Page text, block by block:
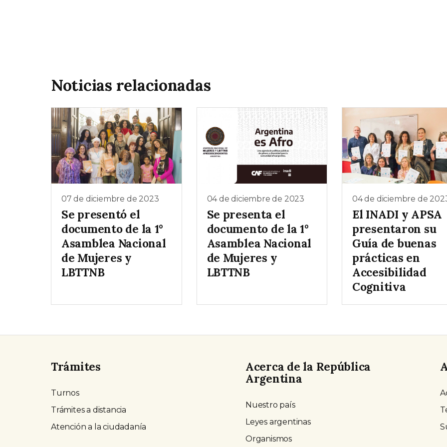
Noticias relacionadas
07 de diciembre de 2023
Se presentó el
documento de la 1°
Asamblea Nacional
de Mujeres y
LBTTNB
04 de diciembre de 2023
Se presenta el
documento de la 1°
Asamblea Nacional
de Mujeres y
LBTTNB
04 de diciembre de
El INADI y APSA
presentaron su
Guía de buenas
prácticas en
Accesibilidad
Cognitiva
Trámites
Turnos
Trámites a distancia
Atención a la ciudadanía
Acerca de la República
Argentina
Nuestro país
Leyes argentinas
Organismos